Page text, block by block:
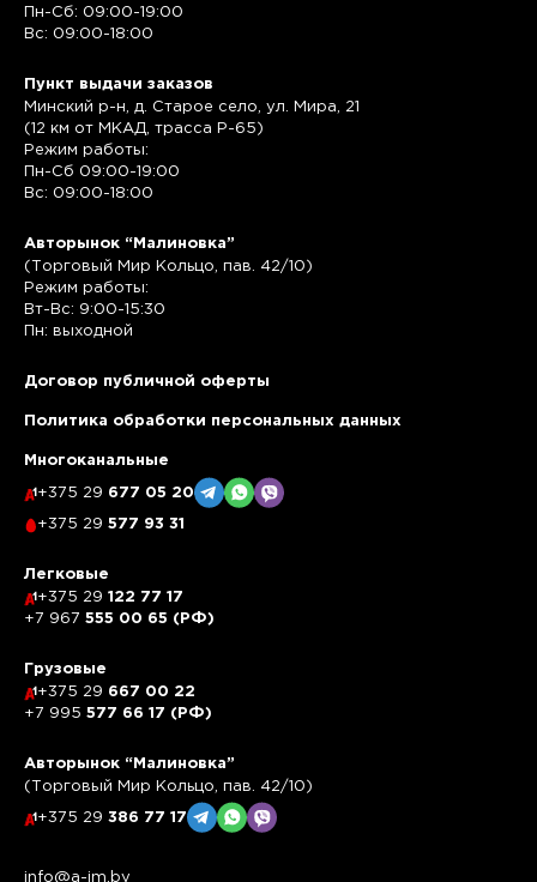
Пн-Сб: 09:00-19:00
Вс: 09:00-18:00
Пункт выдачи заказов
Минский р-н, д. Старое село, ул. Мира, 21
(12 км от МКАД, трасса P-65)
Режим работы:
Пн-Сб 09:00-19:00
Вс: 09:00-18:00
Авторынок “Малиновка”
(Торговый Мир Кольцо, пав. 42/10)
Режим работы:
Вт-Вс: 9:00-15:30
Пн: выходной
Договор публичной оферты
Политика обработки персональных данных
Многоканальные
+375 29 677 05 20
+375 29 577 93 31
Легковые
+375 29 122 77 17
+7 967 555 00 65 (РФ)
Грузовые
+375 29 667 00 22
+7 995 577 66 17 (РФ)
Авторынок “Малиновка”
(Торговый Мир Кольцо, пав. 42/10)
+375 29 386 77 17
info@a-im.by